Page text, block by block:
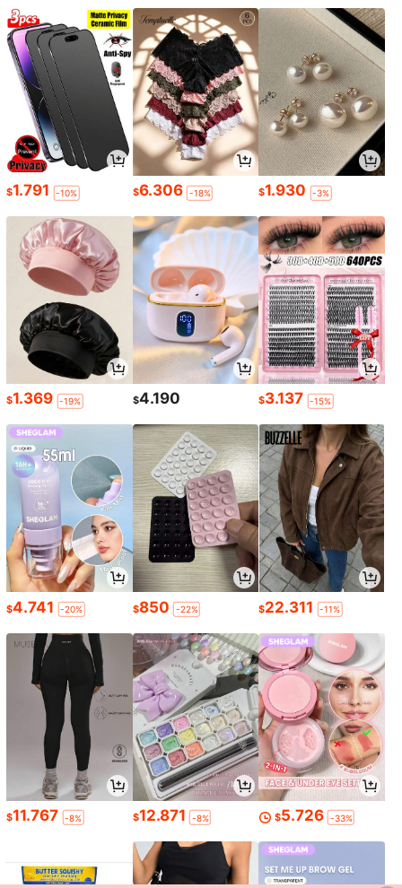
$1.791 -10% $6.306 -18% $1.930 -3%
$1.369 -19% $4.190 $3.137 -15%
$4.741 -20% $850 -22% $22.311 -11%
$11.767 -8% $12.871 -8% $5.726 -33%